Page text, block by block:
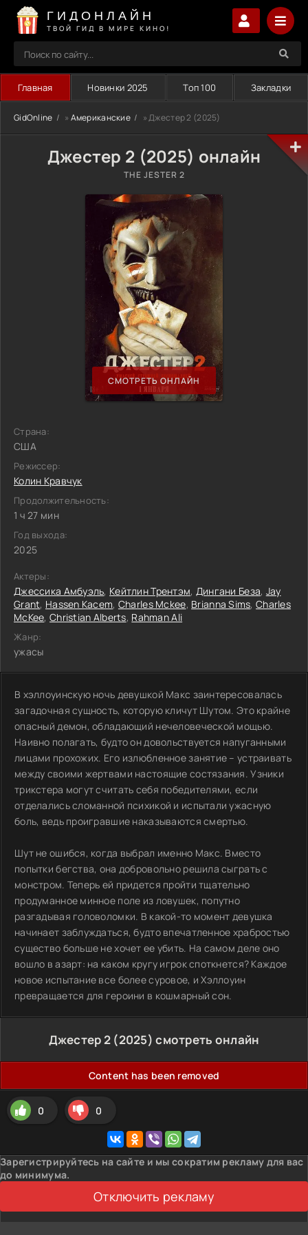
ГИДОНЛАЙН
ТВОЙ ГИД В МИРЕ КИНО!
Главная Новинки 2025 Топ 100 Закладки
GidOnline » Американские » Джестер 2 (2025)
Джестер 2 (2025) онлайн
THE JESTER 2
СМОТРЕТЬ ОНЛАЙН
Страна:
США
Режиссер:
Колин Кравчук
Продолжительность:
1 ч 27 мин
Год выхода:
2025
Актеры:
Джессика Амбуэль, Кейтлин Трентэм, Дингани Беза, Jay
Grant, Hassen Kacem, Charles Mckee, Brianna Sims,Charles
McKee, Christian Alberts, Rahman Ali
Жанр:
ужасы
В хэллоуинскую ночь девушкой Макс заинтересовалась
загадочная сущность, которую кличут Шутом. Это крайне
опасный демон, обладающий нечеловеческой мощью.
Наивно полагать, будто он довольствуется напуганными
лицами прохожих. Его излюбленное занятие – устраивать
между своими жертвами настоящие состязания. Узники
трикстера могут считать себя победителями, если
отделались сломанной психикой и испытали ужасную
боль, ведь проигравшие наказываются смертью.
Шут не ошибся, когда выбрал именно Макс. Вместо
попытки бегства, она добровольно решила сыграть с
монстром. Теперь ей придется пройти тщательно
продуманное минное поле из ловушек, попутно
разгадывая головоломки. В какой-то момент девушка
начинает заблуждаться, будто впечатленное храбростью
существо больше не хочет ее убить. На самом деле оно
вошло в азарт: на каком кругу игрок споткнется? Каждое
новое испытание все более суровое, и Хэллоуин
превращается для героини в кошмарный сон.
Джестер 2 (2025) смотреть онлайн
Content has been removed
0 0
Зарегистрируйтесь на сайте и мы сократим рекламу для вас
до минимума.
Отключить рекламу